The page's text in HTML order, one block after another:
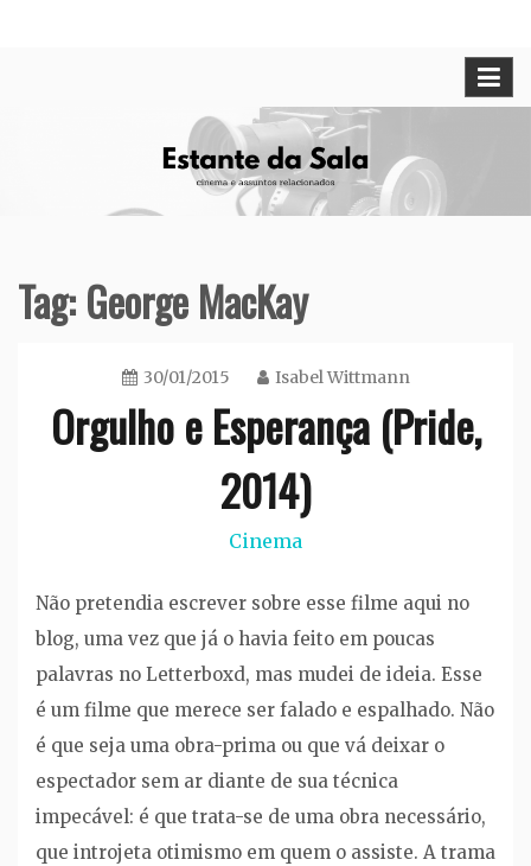
Tag:George MacKay
30/01/2015 Isabel Wittmann
Orgulho e Esperança (Pride,
2014)
Cinema
Não pretendia escrever sobre esse filme aqui no
blog, uma vez que já o havia feito em poucas
palavras no Letterboxd, mas mudei de ideia. Esse
é um filme que merece ser falado e espalhado. Não
é que seja uma obra-prima ou que vá deixar o
espectador sem ar diante de sua técnica
impecável: é que trata-se de uma obra necessário,
que introjeta otimismo em quem o assiste. A trama